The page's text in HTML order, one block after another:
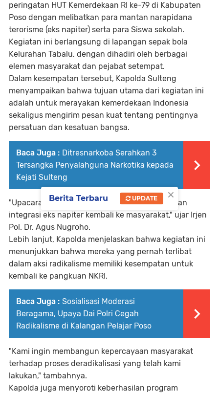
peringatan HUT Kemerdekaan RI ke-79 di Kabupaten
Poso dengan melibatkan para mantan narapidana
terorisme (eks napiter) serta para Siswa sekolah.
Kegiatan ini berlangsung di lapangan sepak bola
Kelurahan Tabalu, dengan dihadiri oleh berbagai
elemen masyarakat dan pejabat setempat.
Dalam kesempatan tersebut, Kapolda Sulteng
menyampaikan bahwa tujuan utama dari kegiatan ini
adalah untuk merayakan kemerdekaan Indonesia
sekaligus mengirim pesan kuat tentang pentingnya
persatuan dan kesatuan bangsa.
Baca Juga : Ditresnarkoba Serahkan 3
Tersangka Penyalahguna Narkotika kepada
Kejati Sulteng
"Upacara ini juga menjadi simbol rekonsiliasi dan
integrasi eks napiter kembali ke masyarakat," ujar Irjen
Pol. Dr. Agus Nugroho.
Lebih lanjut, Kapolda menjelaskan bahwa kegiatan ini
menunjukkan bahwa mereka yang pernah terlibat
dalam aksi radikalisme memiliki kesempatan untuk
kembali ke pangkuan NKRI.
Baca Juga : Sosialisasi Moderasi
Beragama, Upaya Dai Polri Cegah
Radikalisme di Kalangan Pelajar Poso
"Kami ingin membangun kepercayaan masyarakat
terhadap proses deradikalisasi yang telah kami
lakukan," tambahnya.
Kapolda juga menyoroti keberhasilan program
×
Berita Terbaru UPDATE